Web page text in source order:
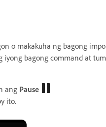
o makakuha ng bagong
iyong bagong command at
ang Pause
ito.